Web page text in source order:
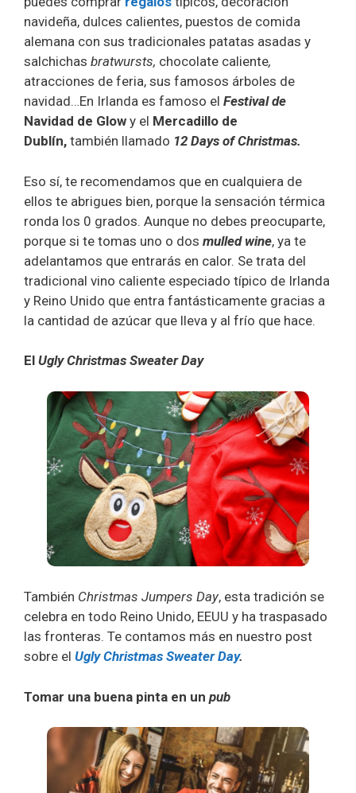
navideña, dulces calientes, puestos de comida
alemana con sus tradicionales patatas asadas y
salchichas bratwursts, chocolate caliente,
atracciones de feria, sus famosos árboles de
navidad…En Irlanda es famoso el Festival de
Navidad de Glow y el Mercadillo de
Dublín, también llamado 12 Days of Christmas.
Eso sí, te recomendamos que en cualquiera de
ellos te abrigues bien, porque la sensación térmica
ronda los 0 grados. Aunque no debes preocuparte,
porque si te tomas uno o dos mulled wine, ya te
adelantamos que entrarás en calor. Se trata del
tradicional vino caliente especiado típico de Irlanda
y Reino Unido que entra fantásticamente gracias a
la cantidad de azúcar que lleva y al frío que hace.
El Ugly Christmas Sweater Day
También Christmas Jumpers Day, esta tradición se
celebra en todo Reino Unido, EEUU y ha traspasado
las fronteras. Te contamos más en nuestro post
sobre el Ugly Christmas Sweater Day.
Tomar una buena pinta en un pub